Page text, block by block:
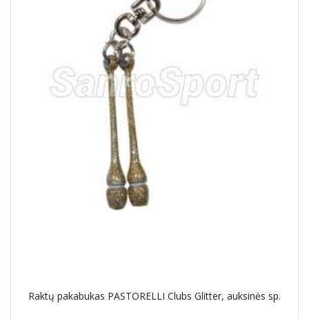
Raktų pakabukas PASTORELLI Clubs Glitter, auksinės sp.